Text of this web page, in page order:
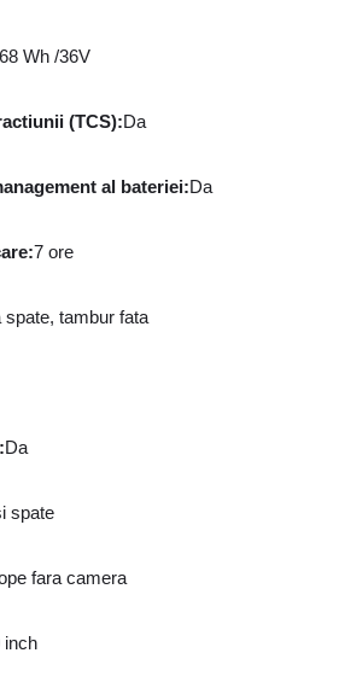
Wh /36V
(TCS):Da
al bateriei:Da
:7 ore
tambur fata
:Da
spate
fara camera
inch